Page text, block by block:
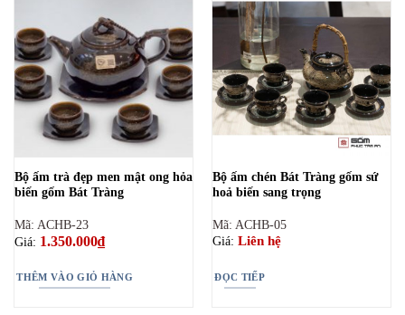
Bộ ấm trà đẹp men mật ong hỏa
biến gốm Bát Tràng
Mã: ACHB-23
Giá: 1.350.000₫
THÊM VÀO GIỎ HÀNG
Bộ ấm chén Bát Tràng gốm sứ
hoả biến sang trọng
Mã: ACHB-05
Giá: Liên hệ
ĐỌC TIẾP